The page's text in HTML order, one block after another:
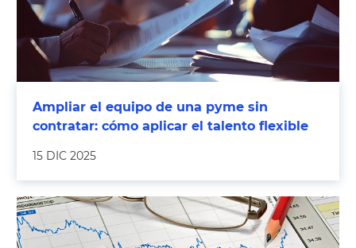
Ampliar el equipo de una pyme sin
contratar: cómo aplicar el talento flexible
15 DIC 2025